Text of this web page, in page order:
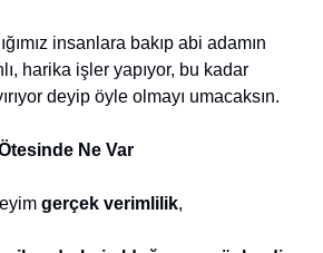
insanlara bakıp abi adamın
harika işler yapıyor, bu kadar
deyip öyle olmayı umacaksın.
Ne Var
gerçek verimlilik,